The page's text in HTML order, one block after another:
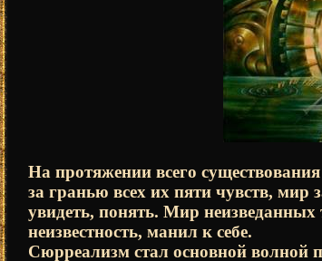
На протяжении всего
за гранью всех их пяти чувств,
увидеть, понять. Мир
неизвестность, манил к себе.
Сюрреализм стал основной волной